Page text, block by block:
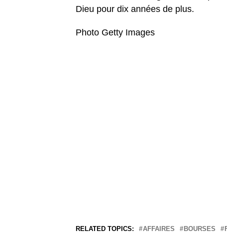
Dieu pour dix années de plus.
Photo Getty Images
RELATED TOPICS: AFFAIRES BOURSES